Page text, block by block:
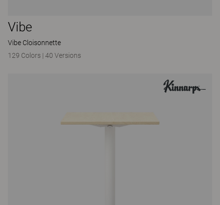
Vibe
Vibe Cloisonnette
129 Colors | 40 Versions